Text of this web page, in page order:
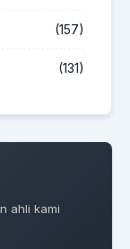
(157)
(131)
ahli kami